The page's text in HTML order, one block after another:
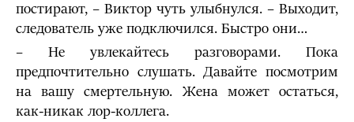
постирают, – Виктор чуть улыбнулся. – Выходит,
следователь уже подключился. Быстро они…
– Не увлекайтесь разговорами. Пока
предпочтительно слушать. Давайте посмотрим
на вашу смертельную. Жена может остаться,
как-ни­как лор-коллега.